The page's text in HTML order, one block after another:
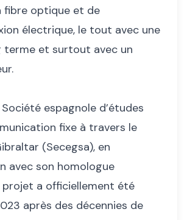
fibre optique et de
électrique, le tout avec une
terme et surtout avec un
espagnole d’études
fixe à travers le
(Secegsa), en
avec son homologue
projet a officiellement été
après des décennies de